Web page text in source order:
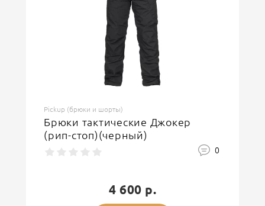
Pickup (брюки и шорты)
Брюки тактические Джокер
(рип-стоп)(черный)
0
4 600 р.